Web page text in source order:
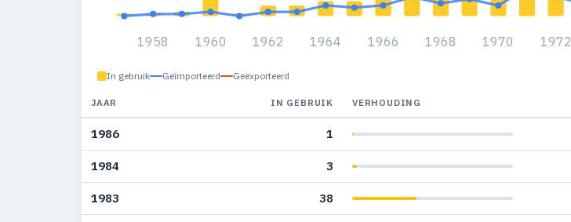
1958 1960 1962 1964 1966 1968 1970 1972
In gebruik Geïmporteerd Geëxporteerd
JAAR IN GEBRUIK VERHOUDING
1986 1
1984 3
1983 38